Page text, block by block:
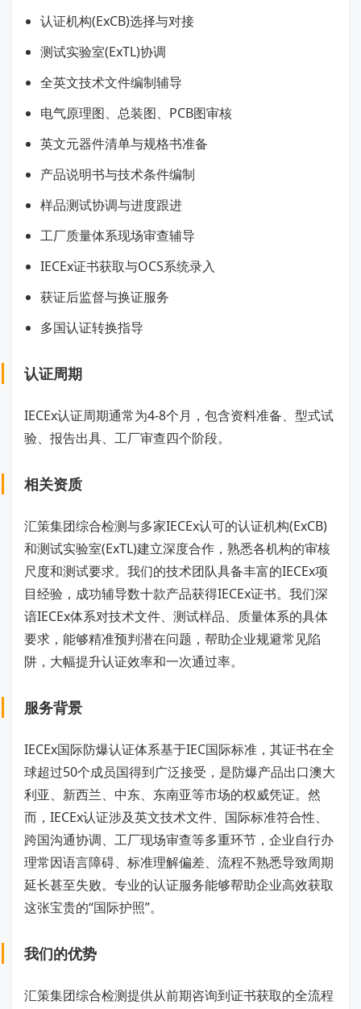
认证机构(ExCB)选择与对接
测试实验室(ExTL)协调
全英文技术文件编制辅导
电气原理图、总装图、PCB图审核
英文元器件清单与规格书准备
产品说明书与技术条件编制
样品测试协调与进度跟进
工厂质量体系现场审查辅导
IECEx证书获取与OCS系统录入
获证后监督与换证服务
多国认证转换指导
认证周期
IECEx认证周期通常为4-8个月，包含资料准备、型式试
验、报告出具、工厂审查四个阶段。
相关资质
汇策集团综合检测与多家IECEx认可的认证机构(ExCB)
和测试实验室(ExTL)建立深度合作，熟悉各机构的审核
尺度和测试要求。我们的技术团队具备丰富的IECEx项
目经验，成功辅导数十款产品获得IECEx证书。我们深
谙IECEx体系对技术文件、测试样品、质量体系的具体
要求，能够精准预判潜在问题，帮助企业规避常见陷
阱，大幅提升认证效率和一次通过率。
服务背景
IECEx国际防爆认证体系基于IEC国际标准，其证书在全
球超过50个成员国得到广泛接受，是防爆产品出口澳大
利亚、新西兰、中东、东南亚等市场的权威凭证。然
而，IECEx认证涉及英文技术文件、国际标准符合性、
跨国沟通协调、工厂现场审查等多重环节，企业自行办
理常因语言障碍、标准理解偏差、流程不熟悉导致周期
延长甚至失败。专业的认证服务能够帮助企业高效获取
这张宝贵的“国际护照”。
我们的优势
汇策集团综合检测提供从前期咨询到证书获取的全流程